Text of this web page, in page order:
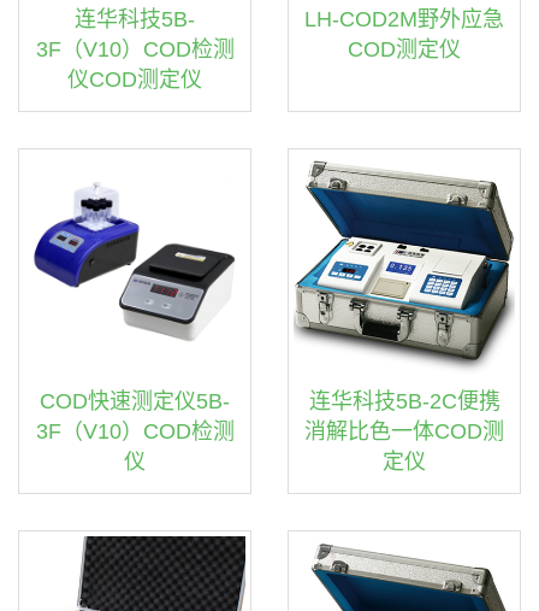
连华科技5B-
3F（V10）COD检测
仪COD测定仪
LH-COD2M野外应急
COD测定仪
COD快速测定仪5B-
3F（V10）COD检测
仪
连华科技5B-2C便携
消解比色一体COD测
定仪